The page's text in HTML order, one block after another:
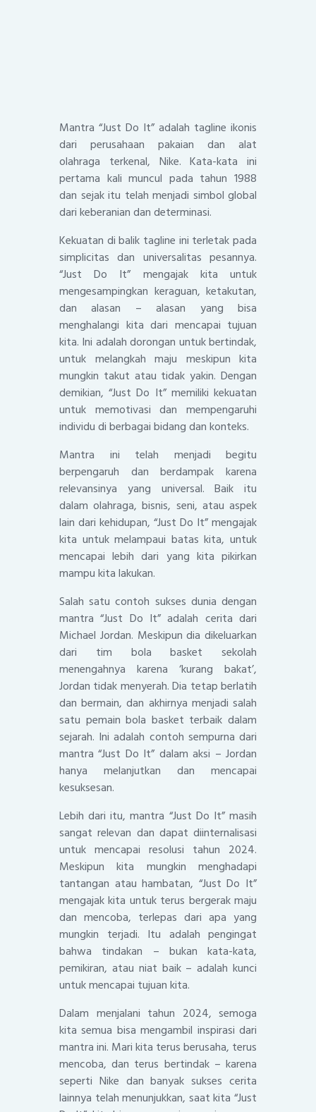
Mantra “Just Do It” adalah tagline ikonis
dari perusahaan pakaian dan alat
olahraga terkenal, Nike. Kata-kata ini
pertama kali muncul pada tahun 1988
dan sejak itu telah menjadi simbol global
dari keberanian dan determinasi.
Kekuatan di balik tagline ini terletak pada
simplicitas dan universalitas pesannya.
“Just Do It” mengajak kita untuk
mengesampingkan keraguan, ketakutan,
dan alasan – alasan yang bisa
menghalangi kita dari mencapai tujuan
kita. Ini adalah dorongan untuk bertindak,
untuk melangkah maju meskipun kita
mungkin takut atau tidak yakin. Dengan
demikian, “Just Do It” memiliki kekuatan
untuk memotivasi dan mempengaruhi
individu di berbagai bidang dan konteks.
Mantra ini telah menjadi begitu
berpengaruh dan berdampak karena
relevansinya yang universal. Baik itu
dalam olahraga, bisnis, seni, atau aspek
lain dari kehidupan, “Just Do It” mengajak
kita untuk melampaui batas kita, untuk
mencapai lebih dari yang kita pikirkan
mampu kita lakukan.
Salah satu contoh sukses dunia dengan
mantra “Just Do It” adalah cerita dari
Michael Jordan. Meskipun dia dikeluarkan
dari tim bola basket sekolah
menengahnya karena ‘kurang bakat’,
Jordan tidak menyerah. Dia tetap berlatih
dan bermain, dan akhirnya menjadi salah
satu pemain bola basket terbaik dalam
sejarah. Ini adalah contoh sempurna dari
mantra “Just Do It” dalam aksi – Jordan
hanya melanjutkan dan mencapai
kesuksesan.
Lebih dari itu, mantra “Just Do It” masih
sangat relevan dan dapat diinternalisasi
untuk mencapai resolusi tahun 2024.
Meskipun kita mungkin menghadapi
tantangan atau hambatan, “Just Do It”
mengajak kita untuk terus bergerak maju
dan mencoba, terlepas dari apa yang
mungkin terjadi. Itu adalah pengingat
bahwa tindakan – bukan kata-kata,
pemikiran, atau niat baik – adalah kunci
untuk mencapai tujuan kita.
Dalam menjalani tahun 2024, semoga
kita semua bisa mengambil inspirasi dari
mantra ini. Mari kita terus berusaha, terus
mencoba, dan terus bertindak – karena
seperti Nike dan banyak sukses cerita
lainnya telah menunjukkan, saat kita “Just